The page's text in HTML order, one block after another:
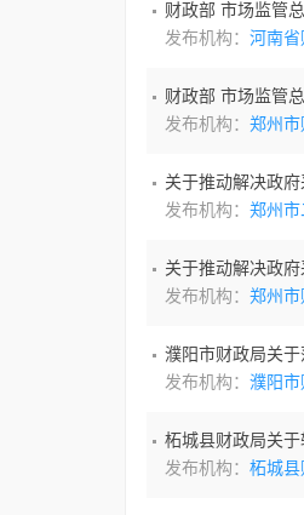
财政部 市场监管
发布机构： 河南
财政部 市场监管
发布机构： 郑州
关于推动解决政
发布机构： 郑州
关于推动解决政
发布机构： 郑州
濮阳市财政局关
发布机构： 濮阳
柘城县财政局关
发布机构： 柘城